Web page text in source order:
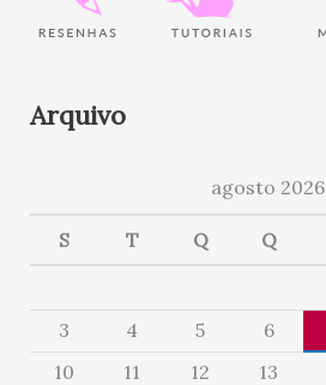
Arquivo
agosto 2026
S T Q Q
3
4 5 6
10
11 12 13